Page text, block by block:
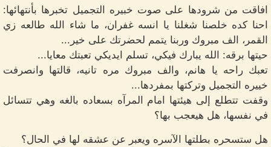
افاقت من شرودها على صوت خبيره التجميل تخبرها بأنتهائها:
احنا كده خلصنا شغلنا يا انسه غفران، ما شاء الله طالعه زي
القمر، الف مبروك وربنا يتمم لحضرتك على خير...
حيتها برقه: الله يبارك فيكي، تسلم ايديكي تعبتك معايا...
تعبك راحه يا هانم، والف مبروك مره تانيه، قالتها وانصرفت
خييره التجميل وتركتها بمفردها...
وقفت تتطلع إلى هيئتها امام المرآه بسعاده بالغه وهي تتسائل
في نفسها، هل هيعجب بها؟
هل ستسحره بطلتها الآسره ويعبر عن عشقه لها في الحال؟